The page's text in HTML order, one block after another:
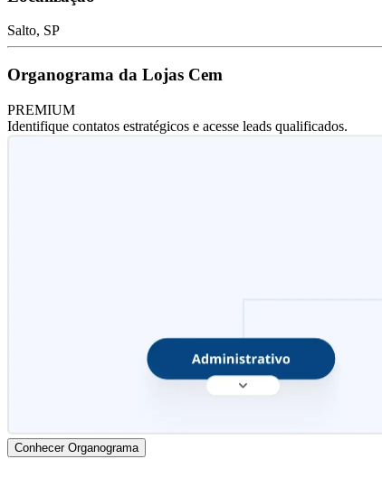
Salto, SP
Organograma da Lojas Cem
PREMIUM
Identifique contatos estratégicos e acesse leads qualificados.
Conhecer Organograma